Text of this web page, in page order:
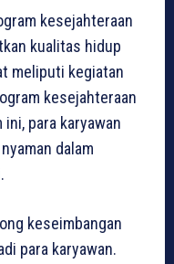
kesejahteraan
kualitas hidup
meliputi kegiatan
kesejahteraan
ini, para karyawan
dalam
keseimbangan
para karyawan.